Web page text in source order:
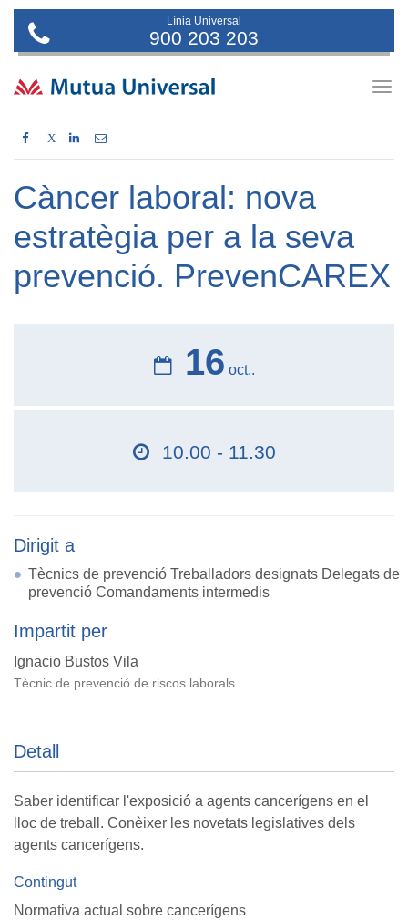
Línia Universal
900 203 203
X
Càncer laboral: nova
estratègia per a la seva
prevenció. PrevenCAREX
16 oct..
10.00 - 11.30
Dirigit a
Tècnics de prevenció Treballadors designats Delegats de
prevenció Comandaments intermedis
Impartit per
Ignacio Bustos Vila
Tècnic de prevenció de riscos laborals
Detall
Saber identificar l'exposició a agents cancerígens en el
lloc de treball. Conèixer les novetats legislatives dels
agents cancerígens.
Contingut
Normativa actual sobre cancerígens